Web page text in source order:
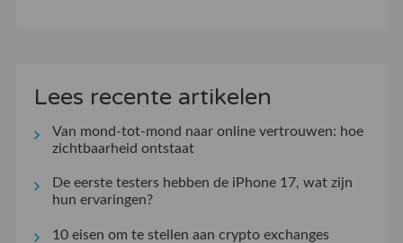
Lees recente artikelen
Van mond-tot-mond naar online vertrouwen: hoe
zichtbaarheid ontstaat
De eerste testers hebben de iPhone 17, wat zijn
hun ervaringen?
10 eisen om te stellen aan crypto exchanges